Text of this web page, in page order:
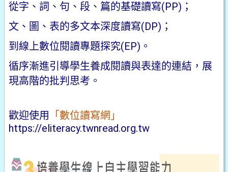
從字、詞、句、段、篇的基礎讀寫(PP)；
文、圖、表的多文本深度讀寫(DP)；
到線上數位閱讀專題探究(EP)。
循序漸進引導學生養成閱讀與表達的連結，展
現高階的批判思考。
歡迎使用
「數位讀寫網」
https://eliteracy.twnread.org.tw